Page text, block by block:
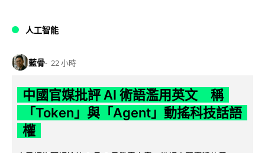
人工智能
藍骨 22 小時
中國官媒批評 AI 術語濫用英文 稱
「Token」與「Agent」動搖科技話語
權